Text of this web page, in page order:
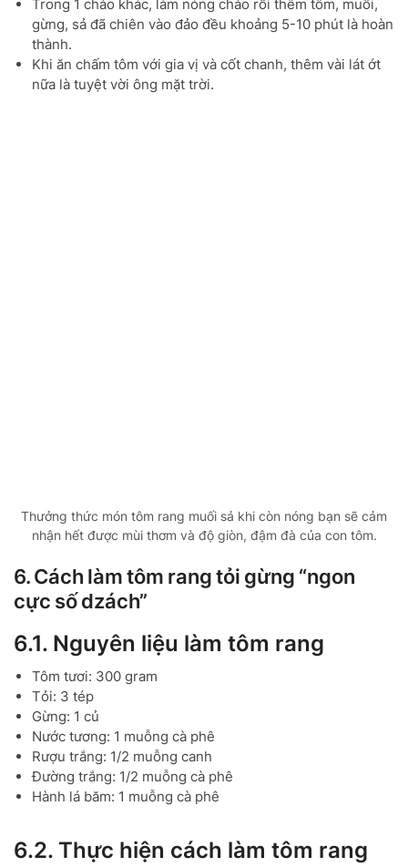
Trong 1 chảo khác, làm nóng chảo rồi thêm tôm, muối,
gừng, sả đã chiên vào đảo đều khoảng 5-10 phút là hoàn
thành.
Khi ăn chấm tôm với gia vị và cốt chanh, thêm vài lát ớt
nữa là tuyệt vời ông mặt trời.
Thưởng thức món tôm rang muối sả khi còn nóng bạn sẽ cảm
nhận hết được mùi thơm và độ giòn, đậm đà của con tôm.
6. Cách làm tôm rang tỏi gừng “ngon
cực số dzách”
6.1. Nguyên liệu làm tôm rang
Tôm tươi: 300 gram
Tỏi: 3 tép
Gừng: 1 củ
Nước tương: 1 muỗng cà phê
Rượu trắng: 1/2 muỗng canh
Đường trắng: 1/2 muỗng cà phê
Hành lá băm: 1 muỗng cà phê
6.2. Thực hiện cách làm tôm rang